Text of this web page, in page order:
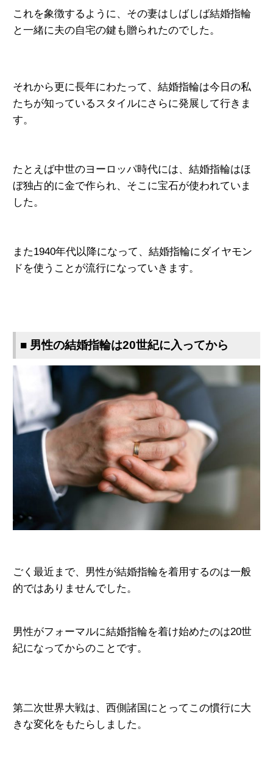
これを象徴するように、その妻はしばしば結婚指輪
と一緒に夫の自宅の鍵も贈られたのでした。
それから更に長年にわたって、結婚指輪は今日の私
たちが知っているスタイルにさらに発展して行きま
す。
たとえば中世のヨーロッパ時代には、結婚指輪はほ
ぼ独占的に金で作られ、そこに宝石が使われていま
した。
また1940年代以降になって、結婚指輪にダイヤモン
ドを使うことが流行になっていきます。
■ 男性の結婚指輪は20世紀に入ってから
ごく最近まで、男性が結婚指輪を着用するのは一般
的ではありませんでした。
男性がフォーマルに結婚指輪を着け始めたのは20世
紀になってからのことです。
第二次世界大戦は、西側諸国にとって この慣行に大
きな変化をもたらしました。